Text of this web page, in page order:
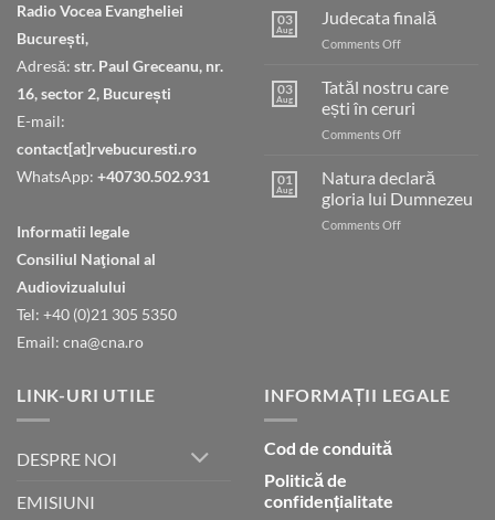
Radio Vocea Evangheliei
București,
Adresă: str. Paul Greceanu, nr.
16, sector 2, București
E-mail:
contact[at]rvebucuresti.ro
WhatsApp: +40730.502.931
Informatii legale
Consiliul Naţional al
Audiovizualului
Tel: +40 (0)21 305 5350
Email: cna@cna.ro
03
Aug
Judecata finală
Comments Offon
03
Aug
Tatăl nostru care
ești în ceruri
Comments Offon
nostru
care
ești
în
01
Aug
Natura declară
gloria lui Dumnezeu
Comments Offon
LINK-URI UTILE
DESPRE NOI
EMISIUNI
INFORMAȚII LEGALE
Cod de conduită
Politică de
confidențialitate